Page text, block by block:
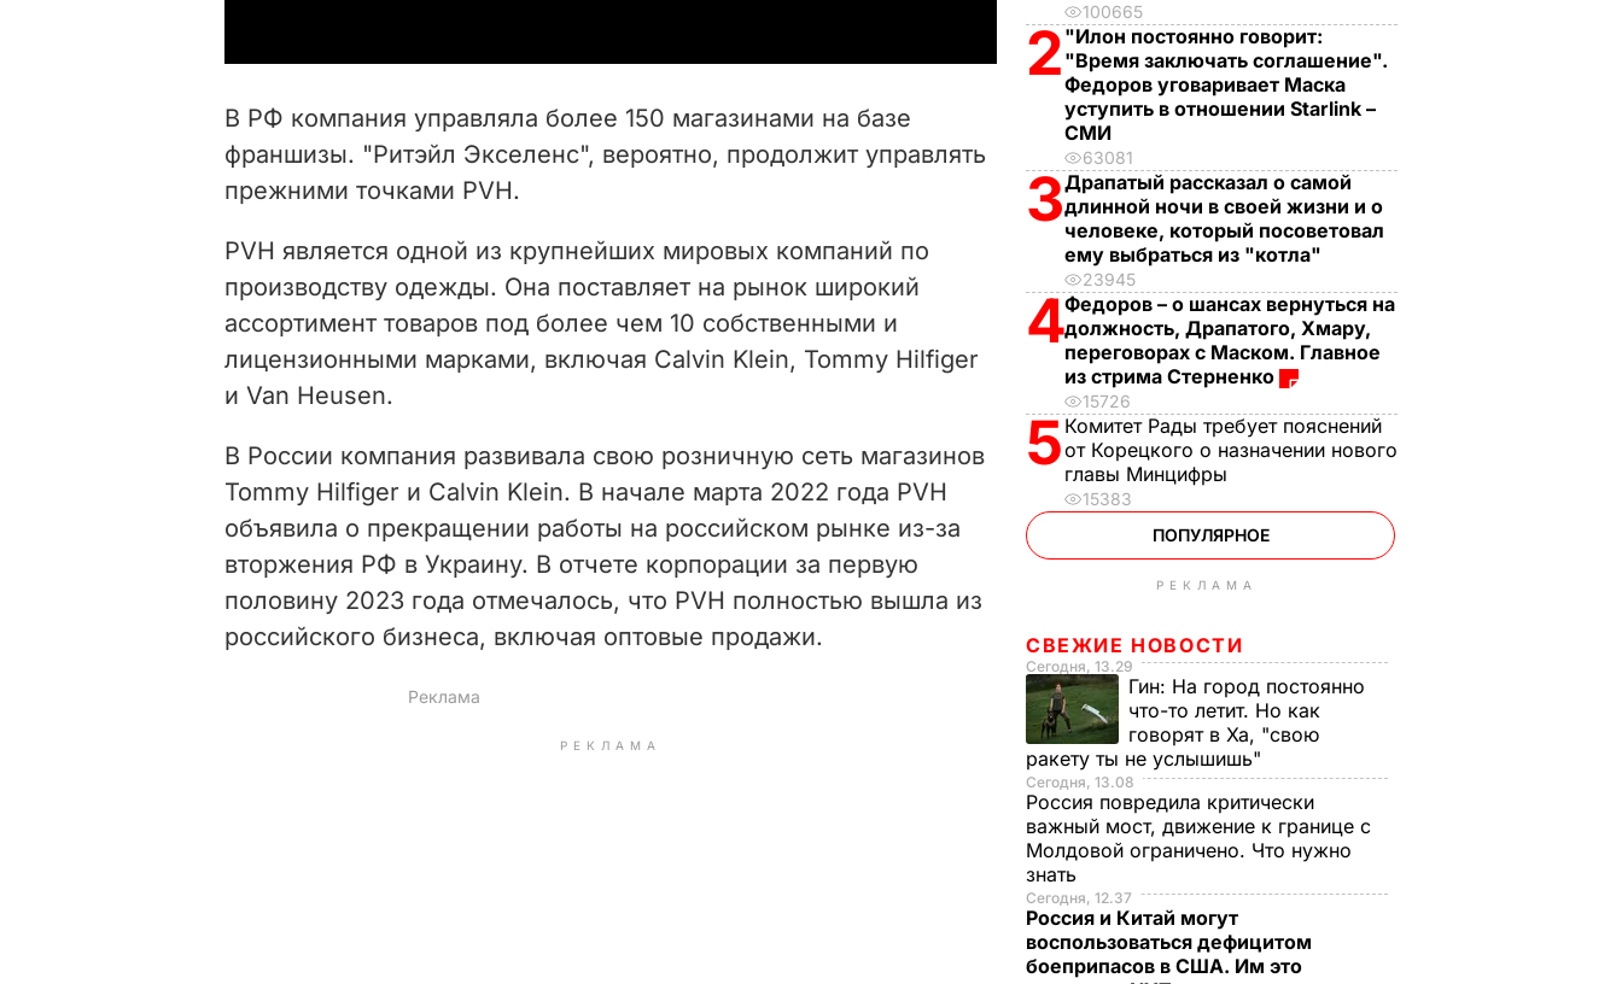
i
e
o
В РФ компания управляла более 150 магазинами на базе
франшизы. "Ритэйл Экселенс", вероятно, продолжит управлять
прежними точками PVH.
PVH является одной из крупнейших мировых компаний по
производству одежды. Она поставляет на рынок широкий
ассортимент товаров под более чем 10 собственными и
лицензионными марками, включая Calvin Klein, Tommy Hilfiger
и Van Heusen.
В России компания развивала свою розничную сеть магазинов
Tommy Hilfiger и Calvin Klein. В начале марта 2022 года PVH
объявила о прекращении работы на российском рынке из-за
вторжения РФ в Украину. В отчете корпорации за первую
половину 2023 года отмечалось, что PVH полностью вышла из
российского бизнеса, включая оптовые продажи.
РЕКЛАМА
100665
2 "Илон постоянно говорит:
"Время заключать соглашение".
Федоров уговаривает Маска
уступить в отношении Starlink –
СМИ
63081
3Драпатый рассказал о самой
длинной ночи в своей жизни и о
человеке, который посоветовал
ему выбраться из "котла"
23945
4Федоров – о шансах вернуться на
должность, Драпатого, Хмару,
переговорах с Маском. Главное
из стрима Стерненко
15726
5 Комитет Рады требует пояснений
от Корецкого о назначении нового
главы Минцифры
15383
ПОПУЛЯРНОЕ
РЕКЛАМА
СВЕЖИЕ НОВОСТИ
Сегодня, 13.29
Гин: На город постоянно
что-то летит. Но как
говорят в Ха, "свою
ракету ты не услышишь"
Сегодня, 13.08
Россия повредила критически
важный мост, движение к границе с
Молдовой ограничено. Что нужно
знать
Сегодня, 12.37
Россия и Китай могут
воспользоваться дефицитом
боеприпасов в США. Им это